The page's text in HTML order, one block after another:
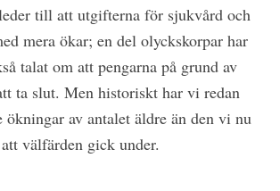
till att utgifterna för sjukvård och
mera ökar; en del olyckskorpar har
talat om att pengarna på grund av
ta slut. Men historiskt har vi redan
ökningar av antalet äldre än den vi nu
välfärden gick under.